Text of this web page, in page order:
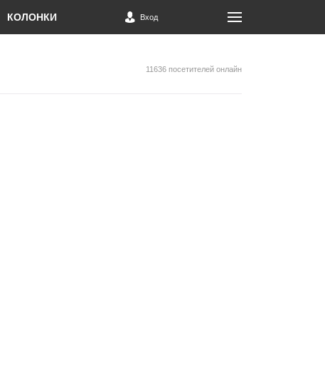
КОЛОНКИ Вход
11636 посетителей онлайн